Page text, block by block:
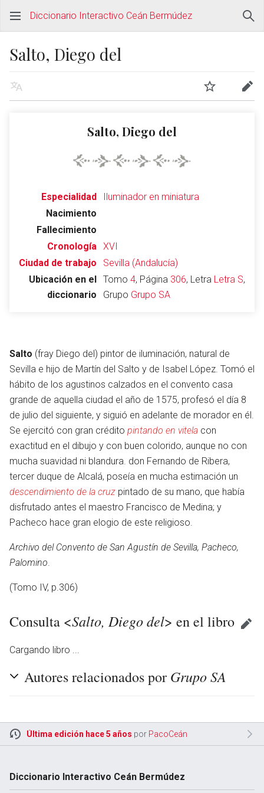
Diccionario Interactivo Ceán Bermúdez
Salto, Diego del
Leer Vigilar
Salto, Diego del
Especialidad
Iluminador en miniatura
Nacimiento
Fallecimiento
Cronología XVI
Ciudad de trabajo
Sevilla (Andalucía)
Ubicación en el
diccionario
Tomo 4, Página 306, Letra Letra S,
Grupo Grupo SA
Salto (fray Diego del) pintor de iluminación, natural de
Sevilla e hijo de Martín del Salto y de Isabel López. Tomó el
hábito de los agustinos calzados en el convento casa
grande de aquella ciudad el año de 1575, profesó el día 8
de julio del siguiente, y siguió en adelante de morador en él.
Se ejercitó con gran crédito pintando en vitela con
exactitud en el dibujo y con buen colorido, aunque no con
mucha suavidad ni blandura. don Fernando de Ribera,
tercer duque de Alcalá, poseía en mucha estimación un
descendimiento de la cruz pintado de su mano, que había
disfrutado antes el maestro Francisco de Medina; y
Pacheco hace gran elogio de este religioso.
Archivo del Convento de San Agustín de Sevilla, Pacheco,
Palomino.
(Tomo IV, p.306)
Consulta <Salto, Diego del> en el libro
Cargando libro ...
Autores relacionados por Grupo SA
Última edición hace 5 años por PacoCeán
Diccionario Interactivo Ceán Bermúdez